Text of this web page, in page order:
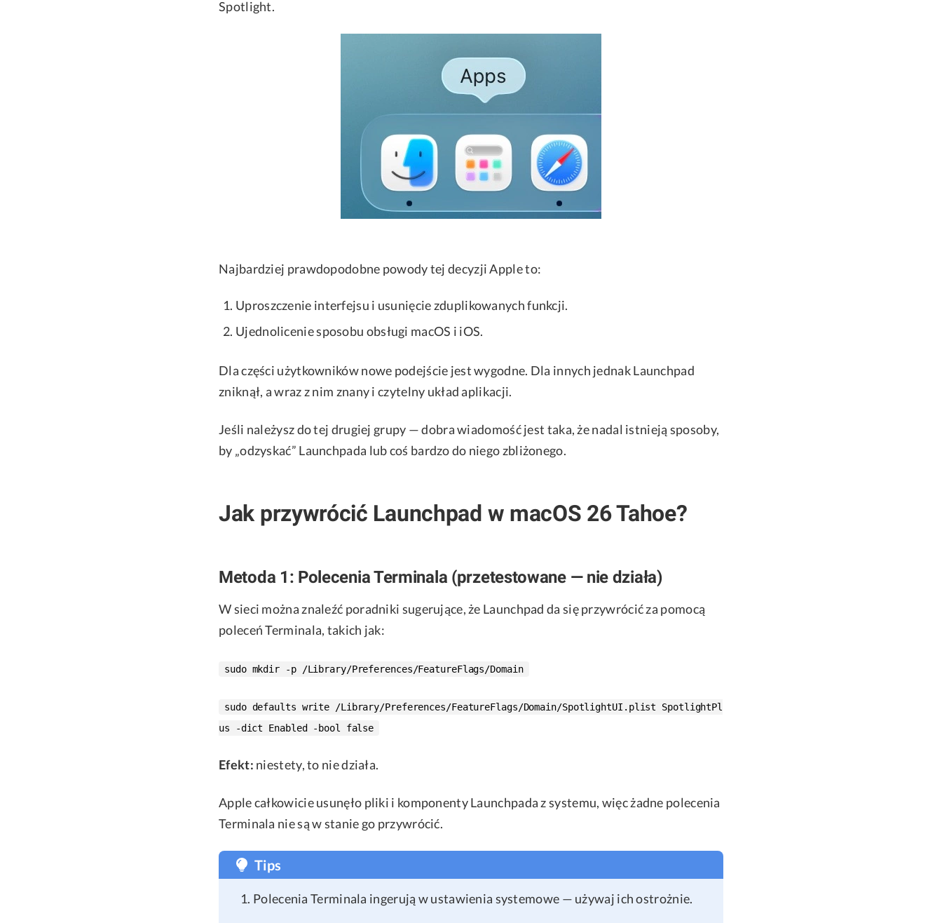
Spotlight.
Najbardziej prawdopodobne powody tej decyzji Apple to:
Uproszczenie interfejsu i usunięcie zduplikowanych funkcji.
Ujednolicenie sposobu obsługi macOS i iOS.
Dla części użytkowników nowe podejście jest wygodne. Dla innych jednak Launchpad
zniknął, a wraz z nim znany i czytelny układ aplikacji.
Jeśli należysz do tej drugiej grupy — dobra wiadomość jest taka, że nadal istnieją sposoby,
by „odzyskać” Launchpada lub coś bardzo do niego zbliżonego.
Jak przywrócić Launchpad w macOS 26 Tahoe?
Metoda 1: Polecenia Terminala (przetestowane — nie działa)
W sieci można znaleźć poradniki sugerujące, że Launchpad da się przywrócić za pomocą
poleceń Terminala, takich jak:
sudo mkdir -p /Library/Preferences/FeatureFlags/Domain
sudo defaults write /Library/Preferences/FeatureFlags/Domain/SpotlightUI.plist SpotlightPl
us -dict Enabled -bool false
Efekt: niestety, to nie działa.
Apple całkowicie usunęło pliki i komponenty Launchpada z systemu, więc żadne polecenia
Terminala nie są w stanie go przywrócić.
Tips
Polecenia Terminala ingerują w ustawienia systemowe — używaj ich ostrożnie.